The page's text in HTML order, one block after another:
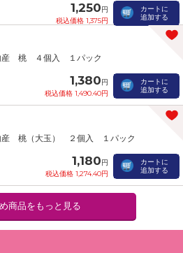
1,250円
税込価格 1,375円
カートに
追加する
産 桃 ４個入 １パック
1,380円
税込価格 1,490.40円
カートに
追加する
産 桃（大玉） ２個入 １パック
1,180円
税込価格 1,274.40円
カートに
追加する
商品をもっと見る